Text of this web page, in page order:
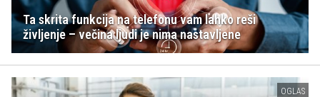
Ta skrita funkcija na telefonu vam lahko reši
življenje – večina ljudi je nima nastavljene
OGLAS